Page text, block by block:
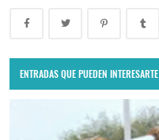
ENTRADAS QUE PUEDEN INTERESARTE